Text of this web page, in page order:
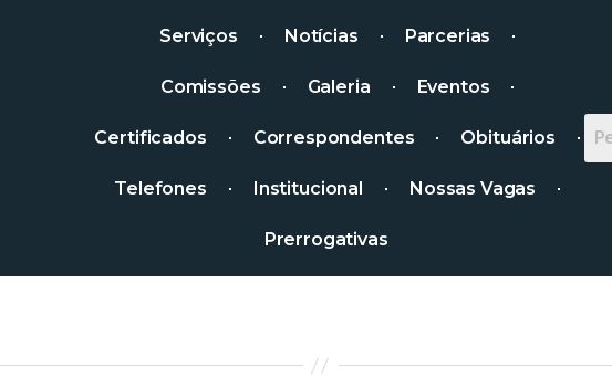
Serviços Notícias Parcerias
Comissões Galeria Eventos
Certificados Correspondentes Obituários
Telefones Institucional Nossas Vagas
Prerrogativas